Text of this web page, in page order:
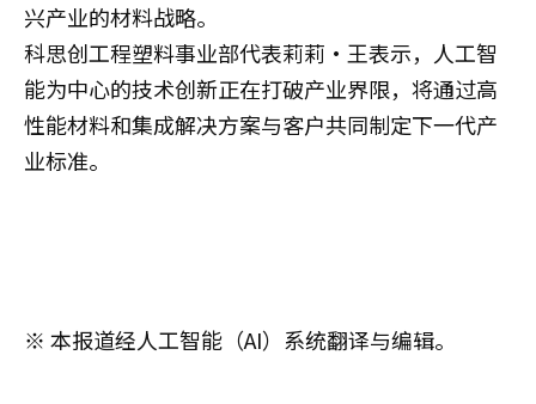
兴产业的材料战略。
科思创工程塑料事业部代表莉莉·王表示，人工智
能为中心的技术创新正在打破产业界限，将通过高
性能材料和集成解决方案与客户共同制定下一代产
业标准。
※ 本报道经人工智能（AI）系统翻译与编辑。